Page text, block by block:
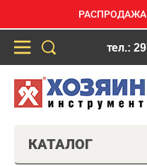
РАСПРОДАЖА
тел.:
КАТАЛОГ